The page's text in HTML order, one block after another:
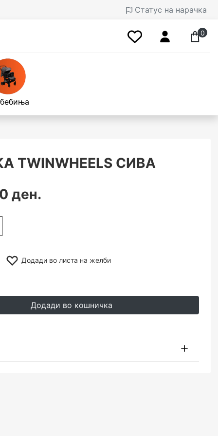
Статус на нарачка
0
TWINWHEELS СИВА
ден.
Додади во листа на желби
Додади во кошничка